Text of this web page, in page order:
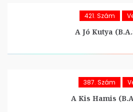
421. Szám
A Jó Kutya
387. Szám
A Kis Hamis